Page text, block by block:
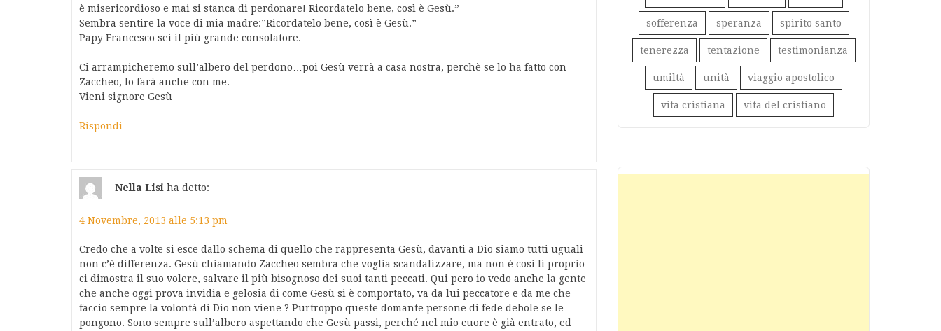
è misericordioso e mai si stanca di perdonare! Ricordatelo bene, così è Gesù.”
Sembra sentire la voce di mia madre:”Ricordatelo bene, così è Gesù.”
Papy Francesco sei il più grande consolatore.
Ci arrampicheremo sull’albero del perdono…poi Gesù verrà a casa nostra, perchè se lo ha fatto con
Zaccheo, lo farà anche con me.
Vieni signore Gesù
Rispondi
Nella Lisi ha detto:
4 Novembre, 2013 alle 5:13 pm
Credo che a volte si esce dallo schema di quello che rappresenta Gesù, davanti a Dio siamo tutti uguali
non c’è differenza. Gesù chiamando Zaccheo sembra che voglia scandalizzare, ma non è cosi li proprio
ci dimostra il suo volere, salvare il più bisognoso dei suoi tanti peccati. Qui pero io vedo anche la gente
che anche oggi prova invidia e gelosia di come Gesù si è comportato, va da lui peccatore e da me che
faccio sempre la volontà di Dio non viene ? Purtroppo queste domante persone di fede debole se le
pongono. Sono sempre sull’albero aspettando che Gesù passi, perché nel mio cuore è già entrato, ed
sofferenza speranza spirito santo
tenerezza tentazione testimonianza
umiltà unità viaggio apostolico
vita cristiana vita del cristiano